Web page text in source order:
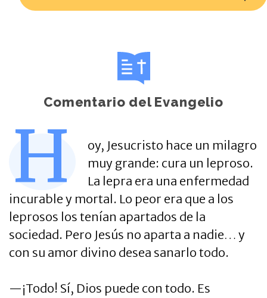
Comentario del Evangelio
H
oy, Jesucristo hace un milagro
muy grande: cura un leproso.
La lepra era una enfermedad
incurable y mortal. Lo peor era que a los
leprosos los tenían apartados de la
sociedad. Pero Jesús no aparta a nadie… y
con su amor divino desea sanarlo todo.
—¡Todo! Sí, Dios puede con todo. Es